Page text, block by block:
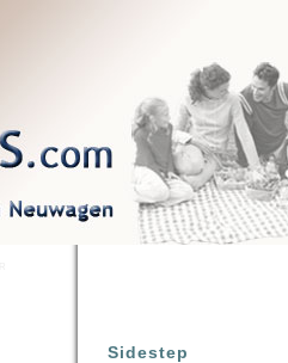
Sidestep